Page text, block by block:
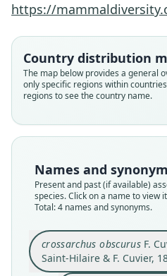
https://
Country distribution
The map below provides a general
only specific regions within
regions to see the country name.
Names and
Present and past (if available)
species. Click on a name to view
Total: 4 names and synonyms.
crossarchus obscurus F.
Saint-Hilaire & F. Cuvier,
F.
Family
Root name
Validity status
species
Nomenclatural
Type
MNHN-ZM-MO-2001-
A.
Family
Root name
Validity status
synonym
Nomenclatural
Type
MNHN-ZM-MO-2001-
A.
Family
Root name
Validity status
synonym
Nomenclatural
Type
MNHN-ZM-MO-2001-
Family
Root name
Validity status
synonym
Nomenclatural
Original type
elle habite plus vers le
et vit dans la partie où